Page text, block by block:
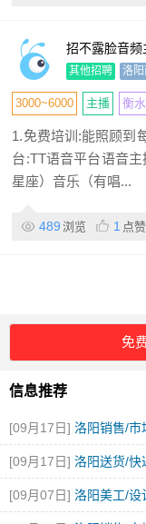
招不露脸音
其他招聘 洛
3000~6000 主播 衡
1.免费培训:能照顾到
台:TT语音平台语音主
星座）音乐（有唱...
489 浏览 1 点赞
免
信息推荐
[09月17日] 洛阳销售/市
[09月17日] 洛阳送货/快
[09月07日] 洛阳美工/设